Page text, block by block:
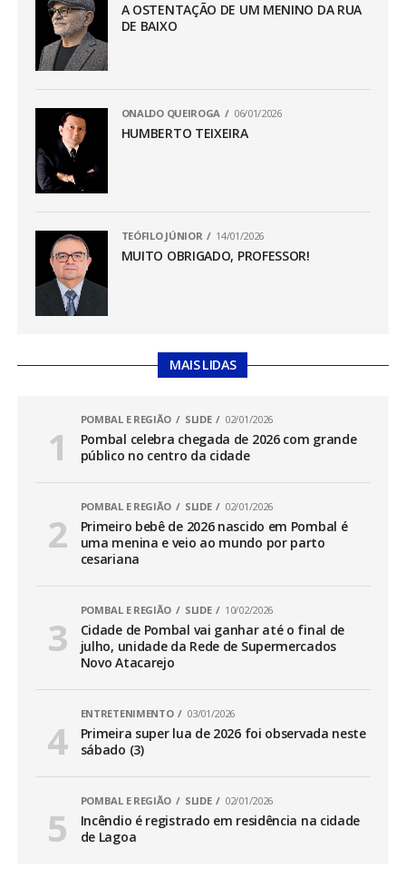
A OSTENTAÇÃO DE UM MENINO DA RUA
DE BAIXO
ONALDO QUEIROGA 06/01/2026
HUMBERTO TEIXEIRA
TEÓFILO JÚNIOR 14/01/2026
MUITO OBRIGADO, PROFESSOR!
MAIS LIDAS
POMBAL E REGIÃO SLIDE 02/01/2026
Pombal celebra chegada de 2026 com grande
público no centro da cidade
POMBAL E REGIÃO SLIDE 02/01/2026
Primeiro bebê de 2026 nascido em Pombal é
uma menina e veio ao mundo por parto
cesariana
POMBAL E REGIÃO SLIDE 10/02/2026
Cidade de Pombal vai ganhar até o final de
julho, unidade da Rede de Supermercados
Novo Atacarejo
ENTRETENIMENTO 03/01/2026
Primeira super lua de 2026 foi observada neste
sábado (3)
POMBAL E REGIÃO SLIDE 02/01/2026
Incêndio é registrado em residência na cidade
de Lagoa